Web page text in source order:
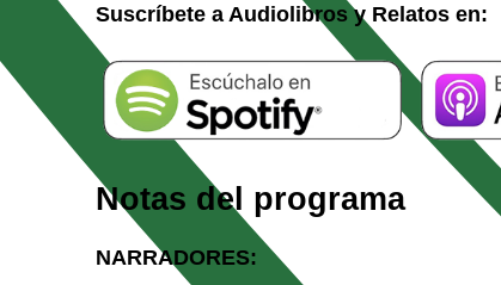
Suscríbete a Audiolibros y Relatos en:
Notas del programa
NARRADORES: